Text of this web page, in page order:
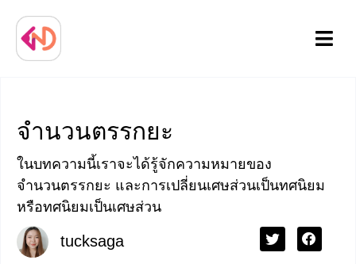
Menu
จำนวนตรรกยะ
ในบทความนี้เราจะได้รู้จักความหมายของ
จำนวนตรรกยะ และการเปลี่ยนเศษส่วนเป็นทศนิยม
หรือทศนิยมเป็นเศษส่วน
tucksaga